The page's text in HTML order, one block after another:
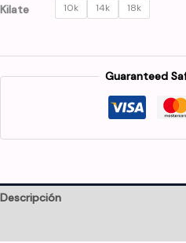
Kilate 10k 14k 18k
Guaranteed
Descripción